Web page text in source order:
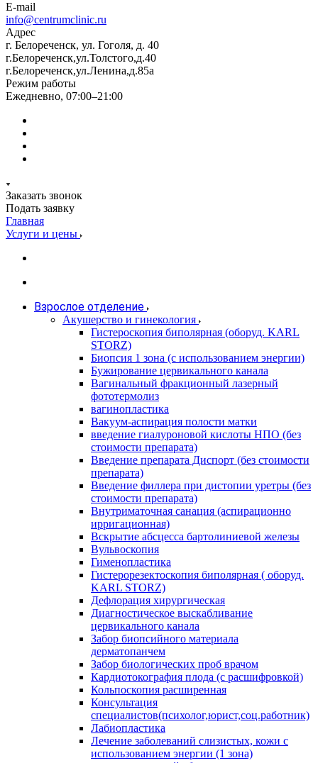
E-mail
info@centrumclinic.ru
Адрес
г. Белореченск, ул. Гоголя, д. 40
г.Белореченск,ул.Толстого,д.40
г.Белореченск,ул.Ленина,д.85а
Режим работы
Ежедневно, 07:00–21:00
Заказать звонок
Подать заявку
Главная
Услуги и цены
Взрослое отделение
Акушерство и гинекология
Гистероскопия биполярная (оборуд. KARL
STORZ)
Биопсия 1 зона (с использованием энергии)
Бужирование цервикального канала
Вагинальный фракционный лазерный
фототермолиз
вагинопластика
Вакуум-аспирация полости матки
введение гиалуроновой кислоты НПО (без
стоимости препарата)
Введение препарата Диспорт (без стоимости
препарата)
Введение филлера при дистопии уретры (без
стоимости препарата)
Внутриматочная санация (аспирационно
ирригационная)
Вскрытие абсцесса бартолиниевой железы
Вульвоскопия
Гименопластика
Гистерорезектоскопия биполярная ( оборуд.
KARL STORZ)
Дефлорация хирургическая
Диагностическое выскабливание
цервикального канала
Забор биопсийного материала
дерматопанчем
Забор биологических проб врачом
Кардиотокография плода (с расшифровкой)
Кольпоскопия расширенная
Консультация
специалистов(психолог,юрист,соц.работник)
Лабиопластика
Лечение заболеваний слизистых, кожи с
использованием энергии (1 зона)